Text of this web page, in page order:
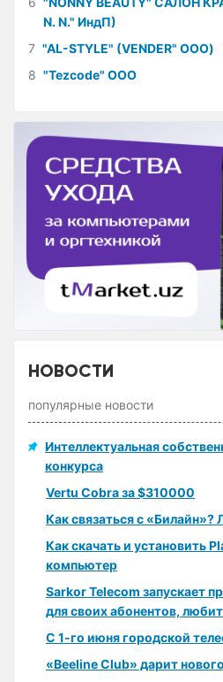
N. N." ИндП)
7 "AL-STYLE" (VENDER" ООО)
8 "Tezcode" ООО
НОВОСТИ
популярные новости
Интеллектуальная
конкурса
Vertu Cobra за $310000
Как связаться с «Билайн»?
Как скачать и установить
компьютер
Sarkor Telecom запускает
для своих абонентов,
С 1-го июня городской
«Beeline Club» дарит